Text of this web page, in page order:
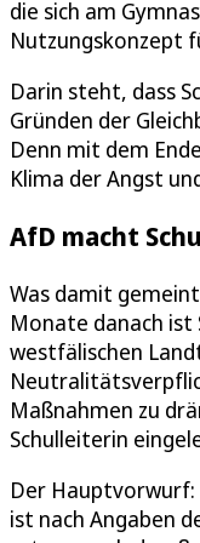
die sich am
Nutzungskonzept
Darin steht, dass
Gründen der
Denn mit dem
Klima der Angst
AfD macht
Was damit
Monate danach
westfälischen
Maßnahmen zu
Schulleiterin
Der Hauptvorwurf:
ist nach Angaben